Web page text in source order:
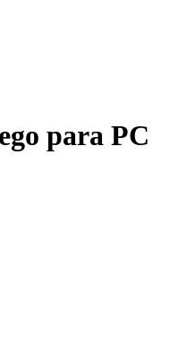
para PC